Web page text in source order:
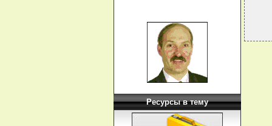
Ресурсы в тему